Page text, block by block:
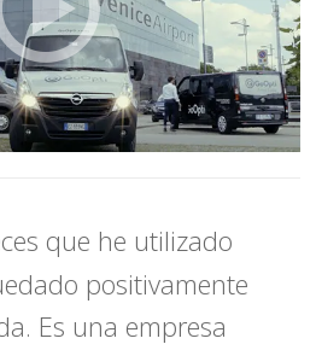
que he utilizado
positivamente
Es una empresa